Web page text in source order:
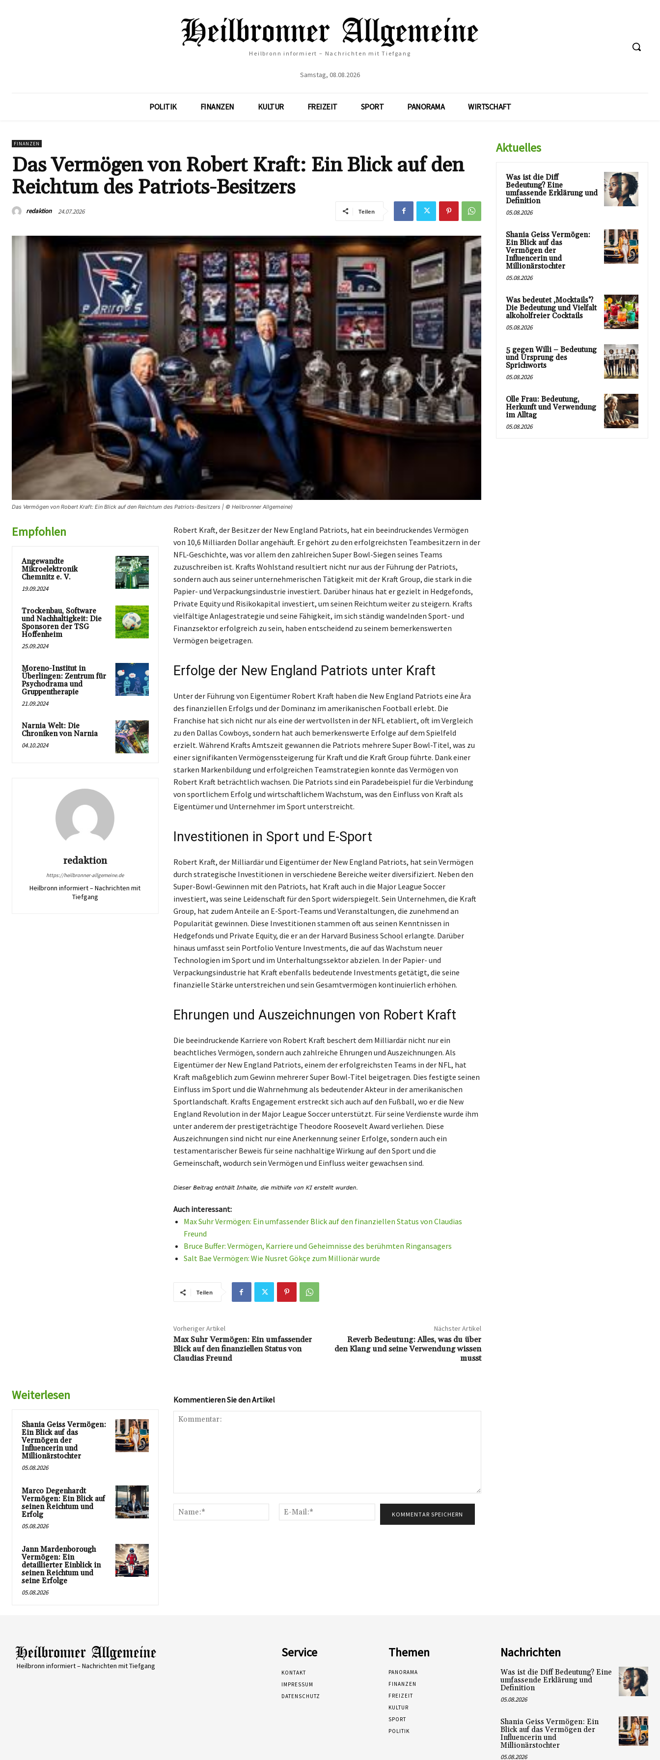
Heilbronn informiert – Nachrichten mit Tiefgang
Samstag, 08.08.2026
POLITIK FINANZEN KULTUR FREIZEIT SPORT PANORAMA WIRTSCHAFT
FINANZEN
Das Vermögen von Robert Kraft: Ein Blick auf den
Reichtum des Patriots-Besitzers
redaktion 24.07.2026 Teilen
Das Vermögen von Robert Kraft: Ein Blick auf den Reichtum des Patriots-Besitzers | © Heilbronner Allgemeine)
Empfohlen
Angewandte
Mikroelektronik
Chemnitz e. V.
19.09.2024
Trockenbau, Software
und Nachhaltigkeit: Die
Sponsoren der TSG
Hoffenheim
25.09.2024
Moreno-Institut in
Überlingen: Zentrum für
Psychodrama und
Gruppentherapie
21.09.2024
Narnia Welt: Die
Chroniken von Narnia
04.10.2024
redaktion
https://heilbronner-allgemeine.de
Heilbronn informiert – Nachrichten mit
Tiefgang
Robert Kraft, der Besitzer der New England Patriots, hat ein beeindruckendes Vermögen
von 10,6 Milliarden Dollar angehäuft. Er gehört zu den erfolgreichsten Teambesitzern in der
NFL-Geschichte, was vor allem den zahlreichen Super Bowl-Siegen seines Teams
zuzuschreiben ist. Krafts Wohlstand resultiert nicht nur aus der Führung der Patriots,
sondern auch aus seiner unternehmerischen Tätigkeit mit der Kraft Group, die stark in die
Papier- und Verpackungsindustrie investiert. Darüber hinaus hat er gezielt in Hedgefonds,
Private Equity und Risikokapital investiert, um seinen Reichtum weiter zu steigern. Krafts
vielfältige Anlagestrategie und seine Fähigkeit, im sich ständig wandelnden Sport- und
Finanzsektor erfolgreich zu sein, haben entscheidend zu seinem bemerkenswerten
Vermögen beigetragen.
Erfolge der New England Patriots unter Kraft
Unter der Führung von Eigentümer Robert Kraft haben die New England Patriots eine Ära
des finanziellen Erfolgs und der Dominanz im amerikanischen Football erlebt. Die
Franchise hat sich nicht nur als eine der wertvollsten in der NFL etabliert, oft im Vergleich
zu den Dallas Cowboys, sondern hat auch bemerkenswerte Erfolge auf dem Spielfeld
erzielt. Während Krafts Amtszeit gewannen die Patriots mehrere Super Bowl-Titel, was zu
einer signifikanten Vermögenssteigerung für Kraft und die Kraft Group führte. Dank einer
starken Markenbildung und erfolgreichen Teamstrategien konnte das Vermögen von
Robert Kraft beträchtlich wachsen. Die Patriots sind ein Paradebeispiel für die Verbindung
von sportlichem Erfolg und wirtschaftlichem Wachstum, was den Einfluss von Kraft als
Eigentümer und Unternehmer im Sport unterstreicht.
Investitionen in Sport und E-Sport
Robert Kraft, der Milliardär und Eigentümer der New England Patriots, hat sein Vermögen
durch strategische Investitionen in verschiedene Bereiche weiter diversifiziert. Neben den
Super-Bowl-Gewinnen mit den Patriots, hat Kraft auch in die Major League Soccer
investiert, was seine Leidenschaft für den Sport widerspiegelt. Sein Unternehmen, die Kraft
Group, hat zudem Anteile an E-Sport-Teams und Veranstaltungen, die zunehmend an
Popularität gewinnen. Diese Investitionen stammen oft aus seinen Kenntnissen in
Hedgefonds und Private Equity, die er an der Harvard Business School erlangte. Darüber
hinaus umfasst sein Portfolio Venture Investments, die auf das Wachstum neuer
Technologien im Sport und im Unterhaltungssektor abzielen. In der Papier- und
Verpackungsindustrie hat Kraft ebenfalls bedeutende Investments getätigt, die seine
finanzielle Stärke unterstreichen und sein Gesamtvermögen kontinuierlich erhöhen.
Ehrungen und Auszeichnungen von Robert Kraft
Die beeindruckende Karriere von Robert Kraft beschert dem Milliardär nicht nur ein
beachtliches Vermögen, sondern auch zahlreiche Ehrungen und Auszeichnungen. Als
Eigentümer der New England Patriots, einem der erfolgreichsten Teams in der NFL, hat
Kraft maßgeblich zum Gewinn mehrerer Super Bowl-Titel beigetragen. Dies festigte seinen
Einfluss im Sport und die Wahrnehmung als bedeutender Akteur in der amerikanischen
Sportlandschaft. Krafts Engagement erstreckt sich auch auf den Fußball, wo er die New
England Revolution in der Major League Soccer unterstützt. Für seine Verdienste wurde ihm
unter anderem der prestigeträchtige Theodore Roosevelt Award verliehen. Diese
Auszeichnungen sind nicht nur eine Anerkennung seiner Erfolge, sondern auch ein
testamentarischer Beweis für seine nachhaltige Wirkung auf den Sport und die
Gemeinschaft, wodurch sein Vermögen und Einfluss weiter gewachsen sind.
Auch interessant:
Max Suhr Vermögen: Ein umfassender Blick auf den finanziellen Status von Claudias
Freund
Bruce Buffer: Vermögen, Karriere und Geheimnisse des berühmten Ringansagers
Salt Bae Vermögen: Wie Nusret Gökçe zum Millionär wurde
Teilen
Vorheriger Artikel
Max Suhr Vermögen: Ein umfassender
Blick auf den finanziellen Status von
Claudias Freund
Nächster Artikel
Reverb Bedeutung: Alles, was du über
den Klang und seine Verwendung wissen
musst
Weiterlesen
Shania Geiss Vermögen:
Ein Blick auf das
Vermögen der
Influencerin und
Millionärstochter
05.08.2026
Marco Degenhardt
Vermögen: Ein Blick auf
seinen Reichtum und
Erfolg
05.08.2026
Jann Mardenborough
Vermögen: Ein
detaillierter Einblick in
seinen Reichtum und
seine Erfolge
05.08.2026
Kommentieren Sie den Artikel
Name:*
Mail:*
Aktuelles
Was ist die Diff
Bedeutung? Eine
umfassende Erklärung und
Definition
05.08.2026
Shania Geiss Vermögen:
Ein Blick auf das
Vermögen der
Influencerin und
Millionärstochter
05.08.2026
Was bedeutet ‚Mocktails‘?
Die Bedeutung und Vielfalt
alkoholfreier Cocktails
05.08.2026
5 gegen Willi – Bedeutung
und Ursprung des
Sprichworts
05.08.2026
Olle Frau: Bedeutung,
Herkunft und Verwendung
im Alltag
05.08.2026
Heilbronn informiert – Nachrichten mit Tiefgang
Service
KONTAKT
IMPRESSUM
DATENSCHUTZ
Themen
PANORAMA
FINANZEN
FREIZEIT
KULTUR
SPORT
POLITIK
Nachrichten
Was ist die Diff Bedeutung? Eine
umfassende Erklärung und
Definition
05.08.2026
Shania Geiss Vermögen: Ein
Blick auf das Vermögen der
Influencerin und
Millionärstochter
05.08.2026